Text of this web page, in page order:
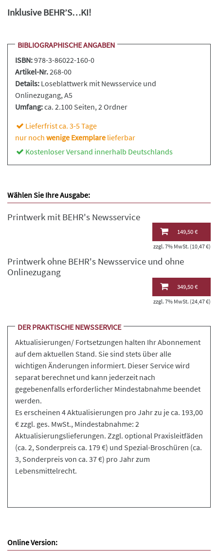
Inklusive BEHR’S…KI!
BIBLIOGRAPHISCHE ANGABEN
ISBN:978-3-86022-160-0
Artikel-Nr.268-00
Details: Loseblattwerk mit Newsservice und
Onlinezugang, A5
Umfang:ca. 2.100 Seiten, 2 Ordner
Lieferfrist ca. 3-5 Tage
nur noch wenige Exemplare lieferbar
Kostenloser Versand innerhalb Deutschlands
Wählen Sie Ihre Ausgabe:
Printwerk mit BEHR's Newsservice
149,50 €
zzgl. 7% MwSt. (10,47 €)
Printwerk ohne BEHR's Newsservice und ohne
Onlinezugang
349,50 €
zzgl. 7% MwSt. (24,47 €)
DER PRAKTISCHE NEWSSERVICE
Aktualisierungen/ Fortsetzungen halten Ihr Abonnement
auf dem aktuellen Stand. Sie sind stets über alle
wichtigen Änderungen informiert. Dieser Service wird
separat berechnet und kann jederzeit nach
gegebenenfalls erforderlicher Mindestabnahme beendet
werden.
Es erscheinen 4 Aktualisierungen pro Jahr zu je ca. 193,00
€ zzgl. ges. MwSt., Mindestabnahme: 2
Aktualisierungslieferungen. Zzgl. optional Praxisleitfäden
(ca. 2, Sonderpreis ca. 179 €) und Spezial-Broschüren (ca.
3, Sonderpreis von ca. 37 €) pro Jahr zum
Lebensmittelrecht.
Online Version: